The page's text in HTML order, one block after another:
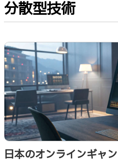
分散型技術
日本のオンラインギャ